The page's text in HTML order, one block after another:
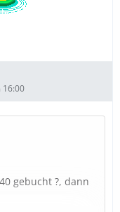
16:00
gebucht ?, dann